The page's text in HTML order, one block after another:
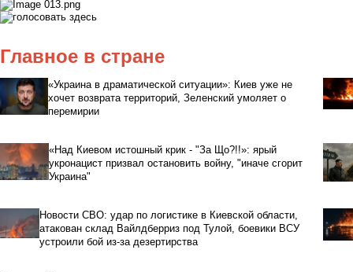
Главное в стране
«Украина в драматической ситуации»: Киев уже не
хочет возврата территорий, Зеленский умоляет о
перемирии
«Над Киевом истошный крик - "За Що?!!»: ярый
укронацист призвал остановить войну, "иначе сгорит
Украина"
Новости СВО: удар по логистике в Киевской области,
атакован склад Вайлдберриз под Тулой, боевики ВСУ
устроили бой из-за дезертирства